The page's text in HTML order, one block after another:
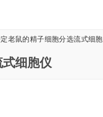
老鼠的精子细胞分选流式细
细胞仪